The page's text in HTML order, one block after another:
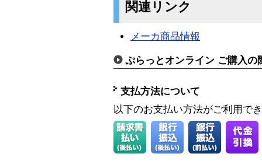
関連リンク
メーカ商品情報
ぷらっとオンライン ご購入の
支払方法について
以下のお支払い方法がご利用で